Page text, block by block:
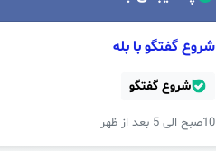
شروع گفتگو با بله
شروع گفتگو
10صبح الی 5 بعد از ظهر